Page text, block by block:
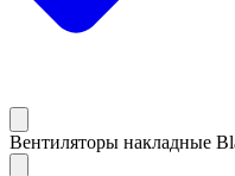
Вентиляторы накладные